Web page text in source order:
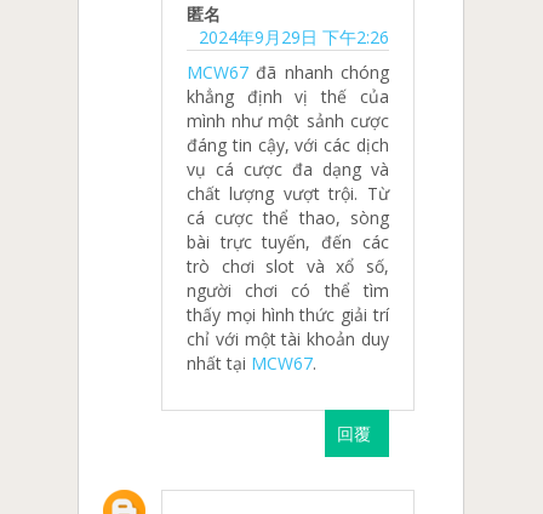
匿名
2024年9月29日 下午2:26
MCW67 đã nhanh chóng
khẳng định vị thế của
mình như một sảnh cược
đáng tin cậy, với các dịch
vụ cá cược đa dạng và
chất lượng vượt trội. Từ
cá cược thể thao, sòng
bài trực tuyến, đến các
trò chơi slot và xổ số,
người chơi có thể tìm
thấy mọi hình thức giải trí
chỉ với một tài khoản duy
nhất tại MCW67.
回覆